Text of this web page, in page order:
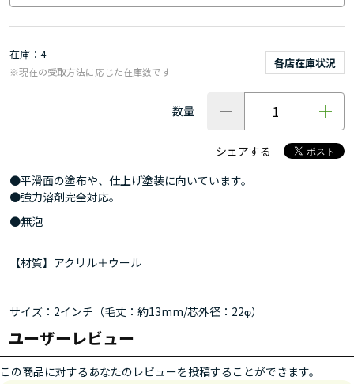
在庫 4
各店在庫状況
※現在の受取方法に応じた在庫数です
数量
シェアする
●平滑面の塗布や、仕上げ塗装に向いています。
●強力溶剤完全対応。
●無泡
【材質】アクリル＋ウール
サイズ：2インチ（毛丈：約13mm/芯外径：22φ）
ユーザーレビュー
この商品に対するあなたのレビューを投稿することができます。